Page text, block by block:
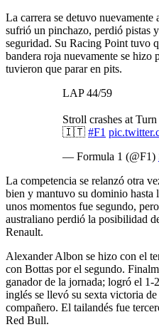
La carrera se detuvo
sufrió un pinchazo, perdió pistas
seguridad. Su Racing Point tuvo
bandera roja nuevamente se hizo
tuvieron que parar en pits.
LAP 44/59
Stroll crashes at
🇮🇹 #F1
— Formula 1 (@F1)
La competencia se relanzó otra
bien y mantuvo su dominio
unos momentos fue segundo,
australiano perdió la posibilidad
Renault.
Alexander Albon se hizo con el
con Bottas por el segundo.
ganador de la jornada; logró el
inglés se llevó su sexta victoria
compañero. El tailandés fue
Red Bull.